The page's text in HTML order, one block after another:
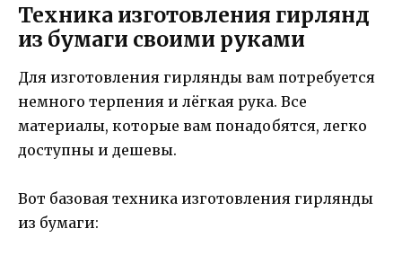
Техника изготовления гирлянд
из бумаги своими руками
Для изготовления гирлянды вам потребуется
немного терпения и лёгкая рука. Все
материалы, которые вам понадобятся, легко
доступны и дешевы.
Вот базовая техника изготовления гирлянды
из бумаги: